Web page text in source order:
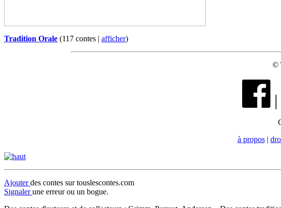
Tradition Orale (117 contes | afficher)
©
|
à propos|
Ajouterdes contes sur touslescontes.com
Signalerune erreur ou un bogue.